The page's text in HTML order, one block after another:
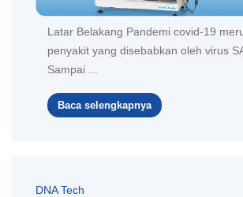
Latar Belakang Pandemi covid-19
penyakit yang disebabkan oleh virus
Sampai ...
Baca selengkapnya
DNA Tech